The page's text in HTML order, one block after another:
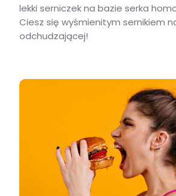
lekki serniczek na bazie serka
Ciesz się wyśmienitym sernikiem
odchudzającej!